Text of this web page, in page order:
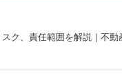
国に対応
ク、責任範囲を解説｜不